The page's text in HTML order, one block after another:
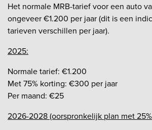
Het normale MRB-tarief voor een auto
ongeveer €1.200 per jaar (dit is een
tarieven verschillen per jaar).
2025:
Normale tarief: €1.200
Met 75% korting: €300 per jaar
Per maand: €25
2026-2028 (oorspronkelijk plan met